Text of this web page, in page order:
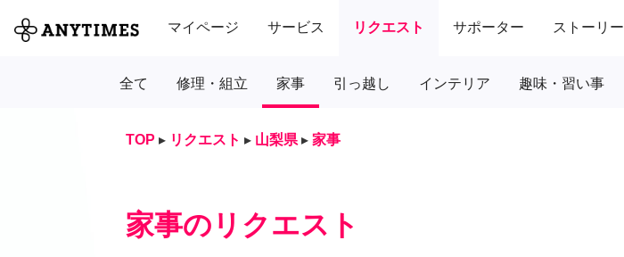
マイページ サービス リクエスト サポーター ストーリー
全て 修理・組立 家事 引っ越し インテリア 趣味・習い事
TOP ▸ リクエスト ▸ 山梨県 ▸ 家事
家事のリクエスト